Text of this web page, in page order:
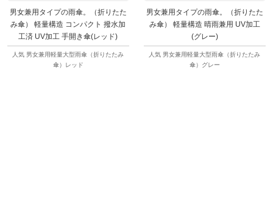
男女兼用タイプの雨傘。（折りたた
み傘） 軽量構造 コンパクト 撥水加
工済 UV加工 手開き傘(レッド)
人気 男女兼用軽量大型雨傘（折りたたみ
傘）レッド
男女兼用タイプの雨傘。（折りたた
み傘） 軽量構造 晴雨兼用 UV加工
(グレー)
人気 男女兼用軽量大型雨傘（折りたたみ
傘）グレー